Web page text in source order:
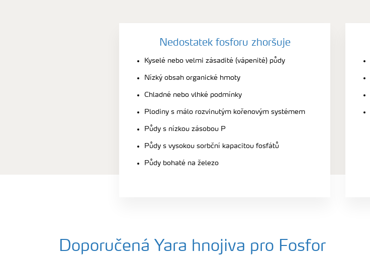
Nedostatek fosforu zhoršuje
Kyselé nebo velmi zásadité (vápenité) půdy
Nízký obsah organické hmoty
Chladné nebo vlhké podmínky
Plodiny s málo rozvinutým kořenovým systémem
Půdy s nízkou zásobou P
Půdy s vysokou sorbční kapacitou fosfátů
Půdy bohaté na železo
Doporučená Yara hnojiva pro Fosfor